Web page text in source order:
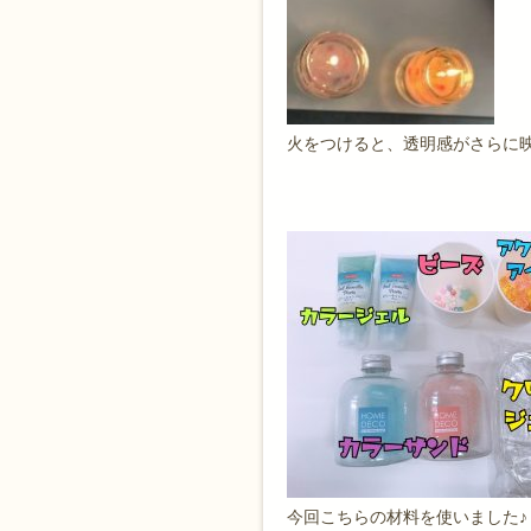
火をつけると、透明感がさらに
今回こちらの材料を使いました♪